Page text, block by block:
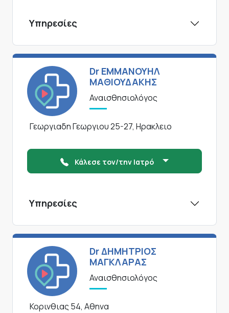
Υπηρεσίες
Dr ΕΜΜΑΝΟΥΗΛ
ΜΑΘΙΟΥΔΑΚΗΣ
Αναισθησιολόγος
Γεωργιαδη Γεωργιου 25-27, Ηρακλειο
Κάλεσε τον/την Ιατρό
Υπηρεσίες
Dr ΔΗΜΗΤΡΙΟΣ
ΜΑΓΚΛΑΡΑΣ
Αναισθησιολόγος
Κορινθιας 54, Αθηνα